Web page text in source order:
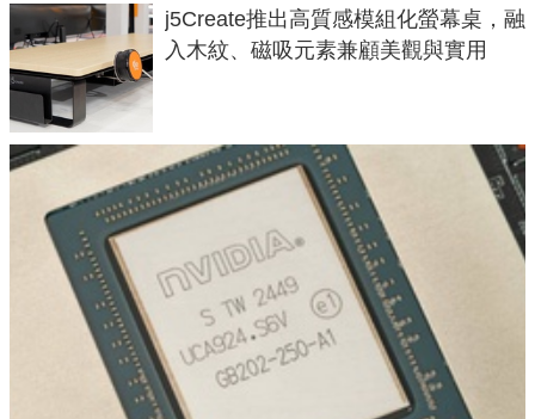
j5Create推出高質感模組化螢幕桌，融
入木紋、磁吸元素兼顧美觀與實用